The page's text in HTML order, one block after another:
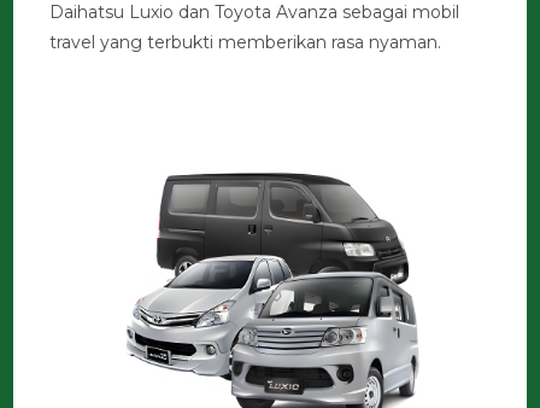
Daihatsu Luxio dan Toyota Avanza sebagai mobil
travel yang terbukti memberikan rasa nyaman.